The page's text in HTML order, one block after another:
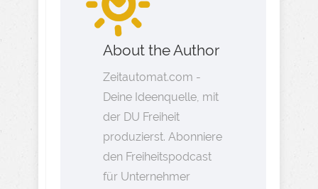
About the Author
Zeitautomat.com -
Deine Ideenquelle, mit
der DU Freiheit
produzierst. Abonniere
den Freiheitspodcast
für Unternehmer